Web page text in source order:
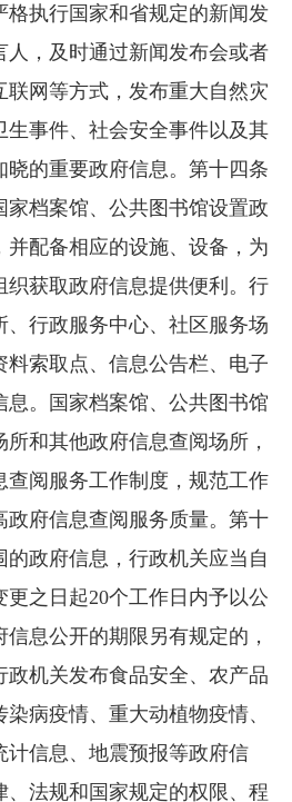
格执行国家和省规定的新闻发
人，及时通过新闻发布会或者
联网等方式，发布重大自然灾
生事件、社会安全事件以及其
晓的重要政府信息。第十四条
家档案馆、公共图书馆设置政
并配备相应的设施、设备，为
织获取政府信息提供便利。行
、行政服务中心、社区服务场
料索取点、信息公告栏、电子
息。国家档案馆、公共图书馆
和其他政府信息查阅场所，
查阅服务工作制度，规范工作
政府信息查阅服务质量。第十
政府信息，行政机关应当自
之日起20个工作日内予以公
息公开的期限另有规定的，
政机关发布食品安全、农产品
病疫情、重大动植物疫情、
计信息、地震预报等政府信
、法规和国家规定的权限、程